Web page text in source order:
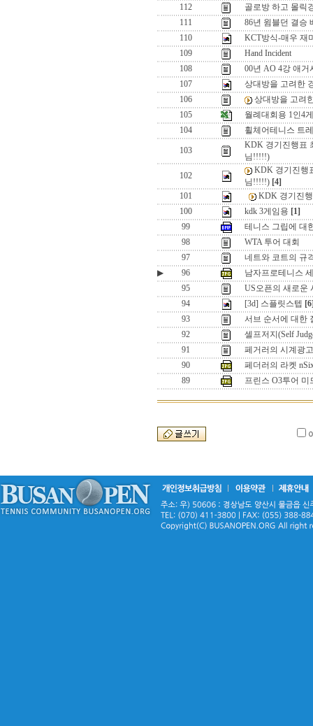
112
골로방 하고 몰릭
111
86년 윔블던 결승
110
KCT방식-매우 재
109
Hand Incident
108
00년 AO 4강 애거
107
상대방을 고려한
106
상대방을 고려
105
월례대회용 1인4
104
휠체어테니스 트
103
KDK 경기진행표
님!!!!!)
102
KDK 경기진행
님!!!!!) [4]
101
KDK 경기진
100
kdk 3게임용 [1]
99
테니스 그립에 대
98
WTA 투어 대회
97
네트와 코트의 규
▶
96
남자프로테니스
95
US오픈의 새로운
94
[3d] 스플릿스텝
93
서브 순서에 대한
92
셀프저지(Self
91
페거러의 시계광
90
페더러의 라켓
89
프린스 O3투어 미